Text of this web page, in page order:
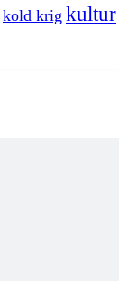
kold krig kultur